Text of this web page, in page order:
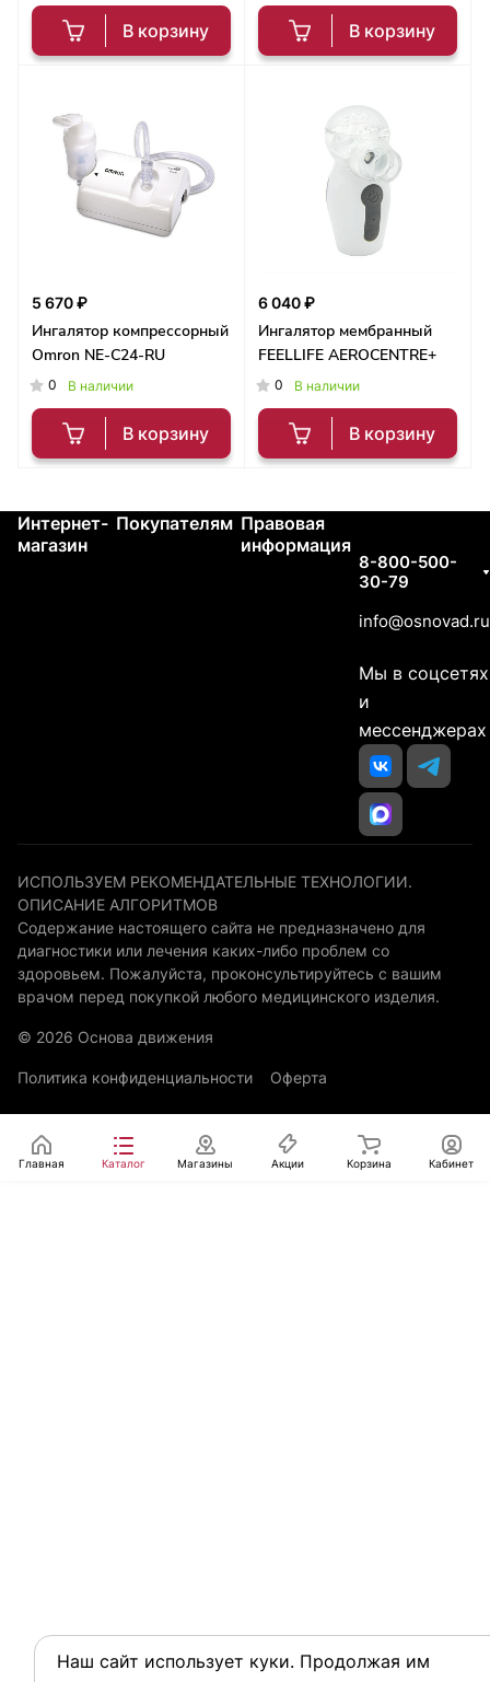
В корзину В корзину
5 670 ₽
Ингалятор компрессорный
Omron NE-C24-RU
0 В наличии
В корзину
6 040 ₽
Ингалятор мембранный
FEELLIFE AEROCENTRE+
0 В наличии
В корзину
Интернет-
магазин
Покупателям Правовая
информация
8-800-500-
30-79
info@osnovad.ru
Мы в соцсетях
и
мессенджерах
ИСПОЛЬЗУЕМ РЕКОМЕНДАТЕЛЬНЫЕ ТЕХНОЛОГИИ.
ОПИСАНИЕ АЛГОРИТМОВ
Содержание настоящего сайта не предназначено для
диагностики или лечения каких-либо проблем со
здоровьем. Пожалуйста, проконсультируйтесь с вашим
врачом перед покупкой любого медицинского изделия.
© 2026 Основа движения
Политика конфиденциальности Оферта
Наш сайт использует куки. Продолжая им
Главная Каталог Магазины Акции Корзина Кабинет